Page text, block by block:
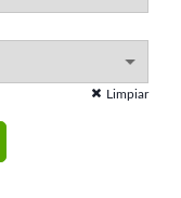
Limpiar
cantidad